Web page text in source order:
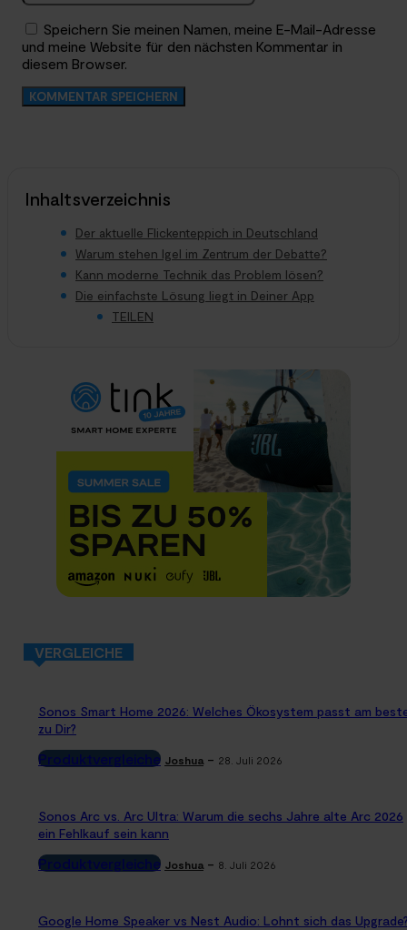
Speichern Sie meinen Namen, meine E-Mail-Adresse
und meine Website für den nächsten Kommentar in
diesem Browser.
Inhaltsverzeichnis
Der aktuelle Flickenteppich in Deutschland
Warum stehen Igel im Zentrum der Debatte?
Kann moderne Technik das Problem lösen?
Die einfachste Lösung liegt in Deiner App
TEILEN
VERGLEICHE
Sonos Smart Home 2026: Welches Ökosystem passt am
zu Dir?
Produktvergleiche Joshua - 28. Juli 2026
Sonos Arc vs. Arc Ultra: Warum die sechs Jahre alte Arc 2026
ein Fehlkauf sein kann
Produktvergleiche Joshua - 8. Juli 2026
Google Home Speaker vs Nest Audio: Lohnt sich das